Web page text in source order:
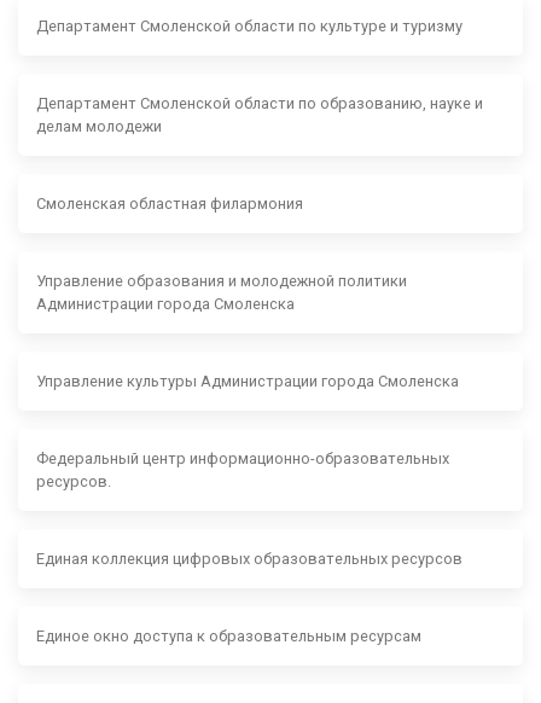
Департамент Смоленской области по культуре и туризму
Департамент Смоленской области по образованию, науке и
делам молодежи
Смоленская областная филармония
Управление образования и молодежной политики
Администрации города Смоленска
Управление культуры Администрации города Смоленска
Федеральный центр информационно-образовательных
ресурсов.
Единая коллекция цифровых образовательных ресурсов
Единое окно доступа к образовательным ресурсам